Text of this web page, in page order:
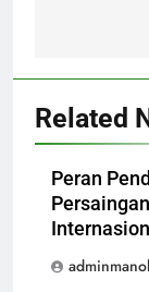
Related
Peran